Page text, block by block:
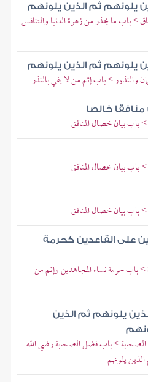
يلونهم ثم الذين يلونهم
باب ما يحذر من زهرة الدنيا والتنافس
يلونهم ثم الذين يلونهم
> باب إثم من لا يفي بالنذر
خالصا
بيان خصال المنافق
بيان خصال المنافق
بيان خصال المنافق
على القاعدين كحرمة
حرمة نساء المجاهدين وإثم من
يلونهم ثم الذين
> باب فضل الصحابة رضي الله
يلونهم